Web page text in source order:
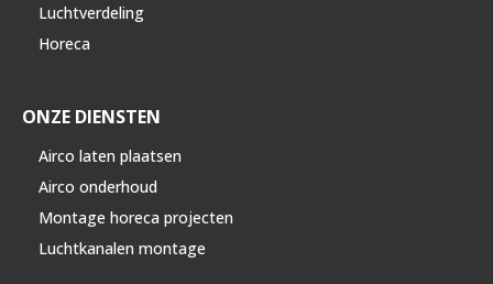
Luchtverdeling
Horeca
ONZE DIENSTEN
Airco laten plaatsen
Airco onderhoud
Montage horeca projecten
Luchtkanalen montage